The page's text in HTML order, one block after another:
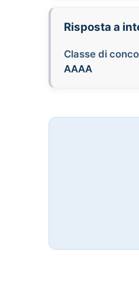
Risposta a
Classe di
AAAA